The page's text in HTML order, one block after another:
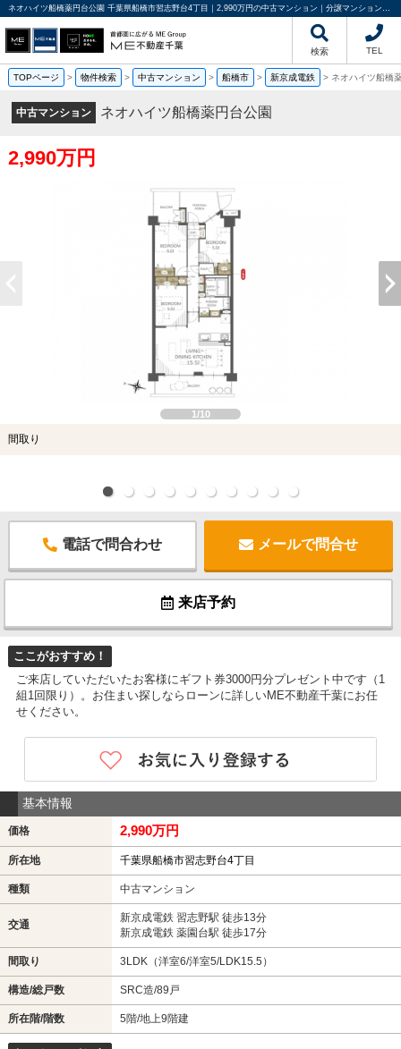
ネオハイツ船橋薬円台公園 千葉県船橋市習志野台4丁目｜2,990万円の中古マンション｜分譲マンション情報｜ME不動産千葉
検索 TEL
TOPページ > 物件検索 > 中古マンション > 船橋市 > 新京成電鉄 > ネオハイツ船橋
中古マンション ネオハイツ船橋薬円台公園
2,990万円
1/10
間取り
電話で問合わせ メールで問合せ
来店予約
ここがおすすめ！
ご来店していただいたお客様にギフト券3000円分プレゼント中です（1
組1回限り）。お住まい探しならローンに詳しいME不動産千葉にお任
せください。
基本情報
価格 2,990万円
所在地 千葉県船橋市習志野台4丁目
種類 中古マンション
交通
新京成電鉄 習志野駅 徒歩13分
新京成電鉄 薬園台駅 徒歩17分
間取り 3LDK（洋室6/洋室5/LDK15.5）
構造/総戸数 SRC造/89戸
所在階/階数 5階/地上9階建